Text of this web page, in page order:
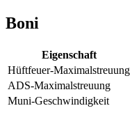
Boni
Eigenschaft
Hüftfeuer-Maximalstreuung
ADS-Maximalstreuung
Muni-Geschwindigkeit